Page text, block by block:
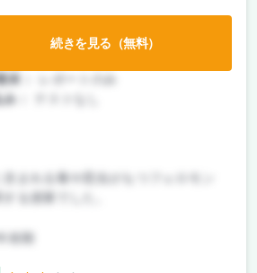
間：
末：
：
含まれる毒や昆虫がもつフェロモン
続きを見る（無料）